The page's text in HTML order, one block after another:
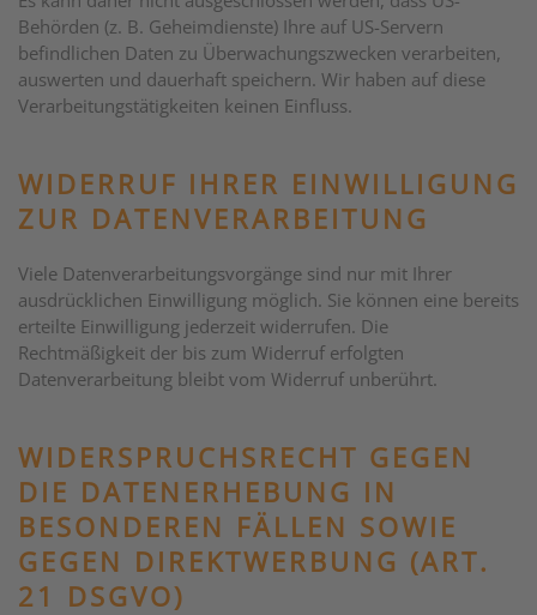
Behörden (z. B. Geheimdienste) Ihre auf US-Servern
befindlichen Daten zu Überwachungszwecken verarbeiten,
auswerten und dauerhaft speichern. Wir haben auf diese
Verarbeitungstätigkeiten keinen Einfluss.
WIDERRUF IHRER EINWILLIGUNG
ZUR DATENVERARBEITUNG
Viele Datenverarbeitungsvorgänge sind nur mit Ihrer
ausdrücklichen Einwilligung möglich. Sie können eine bereits
erteilte Einwilligung jederzeit widerrufen. Die
Rechtmäßigkeit der bis zum Widerruf erfolgten
Datenverarbeitung bleibt vom Widerruf unberührt.
WIDERSPRUCHSRECHT GEGEN
DIE DATENERHEBUNG IN
BESONDEREN FÄLLEN SOWIE
GEGEN DIREKTWERBUNG (ART.
21 DSGVO)